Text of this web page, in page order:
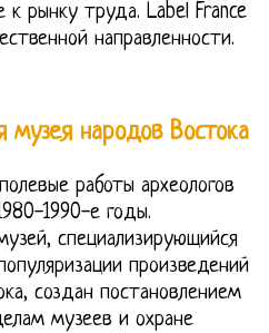
рынку труда. Label France
направленности.
музея народов Востока
работы археологов
1990-е годы.
специализирующийся
произведений
создан постановлением
музеев и охране